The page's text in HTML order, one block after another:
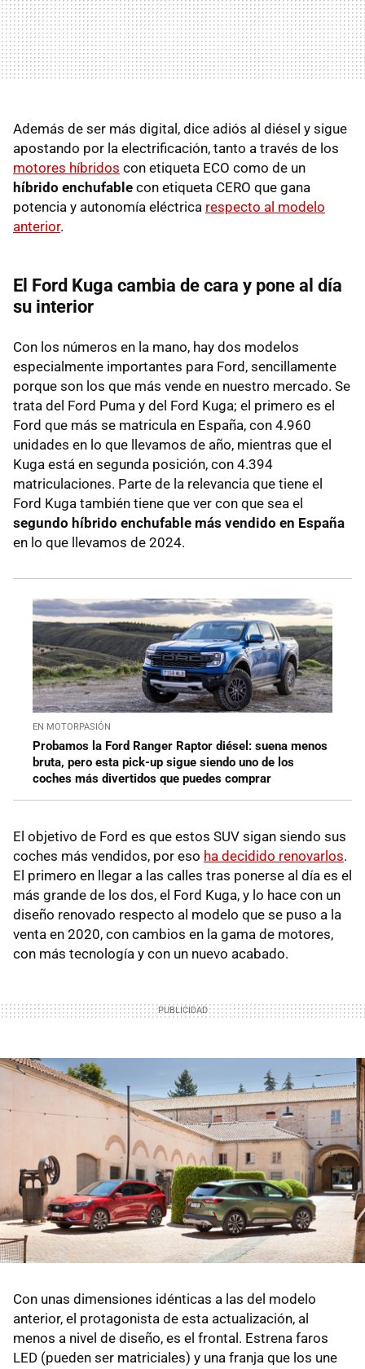
Además de ser más digital, dice adiós al diésel y sigue
apostando por la electrificación, tanto a través de los
motores híbridos con etiqueta ECO como de un
híbrido enchufable con etiqueta CERO que gana
potencia y autonomía eléctrica respecto al modelo
anterior.
El Ford Kuga cambia de cara y pone al día
su interior
Con los números en la mano, hay dos modelos
especialmente importantes para Ford, sencillamente
porque son los que más vende en nuestro mercado. Se
trata del Ford Puma y del Ford Kuga; el primero es el
Ford que más se matricula en España, con 4.960
unidades en lo que llevamos de año, mientras que el
Kuga está en segunda posición, con 4.394
matriculaciones. Parte de la relevancia que tiene el
Ford Kuga también tiene que ver con que sea el
segundo híbrido enchufable más vendido en España
en lo que llevamos de 2024.
EN MOTORPASIÓN
Probamos la Ford Ranger Raptor diésel: suena menos
bruta, pero esta pick-up sigue siendo uno de los
coches más divertidos que puedes comprar
El objetivo de Ford es que estos SUV sigan siendo sus
coches más vendidos, por eso ha decidido renovarlos.
El primero en llegar a las calles tras ponerse al día es el
más grande de los dos, el Ford Kuga, y lo hace con un
diseño renovado respecto al modelo que se puso a la
venta en 2020, con cambios en la gama de motores,
con más tecnología y con un nuevo acabado.
Con unas dimensiones idénticas a las del modelo
anterior, el protagonista de esta actualización, al
menos a nivel de diseño, es el frontal. Estrena faros
LED (pueden ser matriciales) y una franja que los une